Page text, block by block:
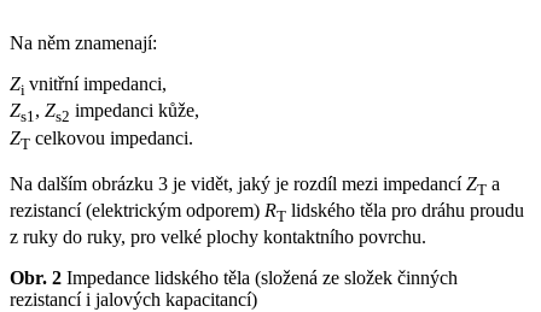
Na něm znamenají:
Zi vnitřní impedanci,
Zs1, Zs2 impedanci kůže,
ZT celkovou impedanci.
Na dalším obrázku 3 je vidět, jaký je rozdíl mezi impedancíZT a
rezistancí (elektrickým odporem) RT lidského těla pro dráhu proudu
z ruky do ruky, pro velké plochy kontaktního povrchu.
Obr. 2 Impedance lidského těla (složená ze složek činných
rezistancí i jalových kapacitancí)